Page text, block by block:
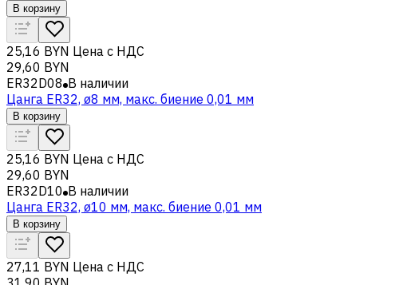
В корзину
25,16 BYN Цена с НДС
29,60 BYN
ER32D08 В наличии
Цанга ER32, ø8 мм, макс. биение 0,01 мм
В корзину
25,16 BYN Цена с НДС
29,60 BYN
ER32D10 В наличии
Цанга ER32, ø10 мм, макс. биение 0,01 мм
В корзину
27,11 BYN Цена с НДС